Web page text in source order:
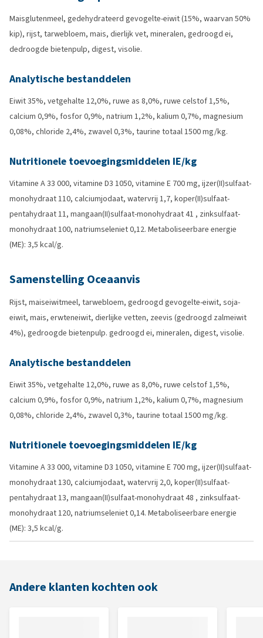
Maisglutenmeel, gedehydrateerd gevogelte-eiwit (15%, waarvan 50%
kip), rijst, tarwebloem, mais, dierlijk vet, mineralen, gedroogd ei,
dedroogde bietenpulp, digest, visolie.
Analytische bestanddelen
Eiwit 35%, vetgehalte 12,0%, ruwe as 8,0%, ruwe celstof 1,5%,
calcium 0,9%, fosfor 0,9%, natrium 1,2%, kalium 0,7%, magnesium
0,08%, chloride 2,4%, zwavel 0,3%, taurine totaal 1500 mg/kg.
Nutritionele toevoegingsmiddelen IE/kg
Vitamine A 33 000, vitamine D3 1050, vitamine E 700 mg, ijzer(II)sulfaat-
monohydraat 110, calciumjodaat, watervrij 1,7, koper(II)sulfaat-
pentahydraat 11, mangaan(II)sulfaat-monohydraat 41 , zinksulfaat-
monohydraat 100, natriumseleniet 0,12. Metaboliseerbare energie
(ME): 3,5 kcal/g.
Samenstelling Oceaanvis
Rijst, maiseiwitmeel, tarwebloem, gedroogd gevogelte-eiwit, soja-
eiwit, mais, erwteneiwit, dierlijke vetten, zeevis (gedroogd zalmeiwit
4%), gedroogde bietenpulp. gedroogd ei, mineralen, digest, visolie.
Analytische bestanddelen
Eiwit 35%, vetgehalte 12,0%, ruwe as 8,0%, ruwe celstof 1,5%,
calcium 0,9%, fosfor 0,9%, natrium 1,2%, kalium 0,7%, magnesium
0,08%, chloride 2,4%, zwavel 0,3%, taurine totaal 1500 mg/kg.
Nutritionele toevoegingsmiddelen IE/kg
Vitamine A 33 000, vitamine D3 1050, vitamine E 700 mg, ijzer(II)sulfaat-
monohydraat 130, calciumjodaat, watervrij 2,0, koper(II)sulfaat-
pentahydraat 13, mangaan(II)sulfaat-monohydraat 48 , zinksulfaat-
monohydraat 120, natriumseleniet 0,14. Metaboliseerbare energie
(ME): 3,5 kcal/g.
Andere klanten kochten ook